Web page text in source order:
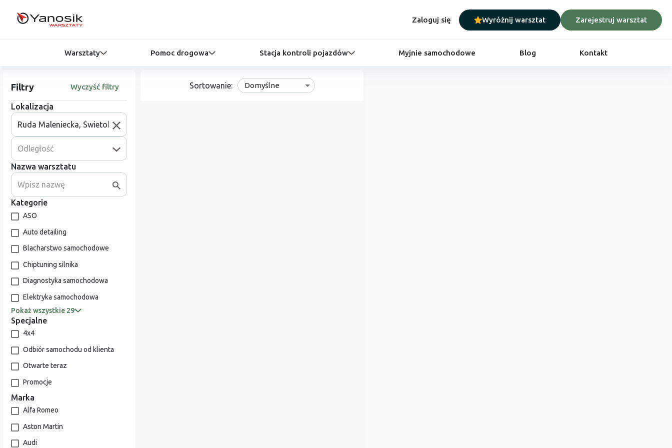
Zaloguj się Wyróżnij warsztat Zarejestruj warsztat
Warsztaty Pomoc drogowa Stacja kontroli pojazdów Myjnie samochodowe Blog Kontakt
Filtry Wyczyść filtry
Lokalizacja
Odległość
Nazwa warsztatu
Kategorie
ASO
Auto detailing
Blacharstwo samochodowe
Chiptuning silnika
Diagnostyka samochodowa
Elektryka samochodowa
Pokaż wszystkie 29
Specjalne
4x4
Odbiór samochodu od klienta
Otwarte teraz
Promocje
Marka
Alfa Romeo
Aston Martin
Audi
Sortowanie: Domyślne